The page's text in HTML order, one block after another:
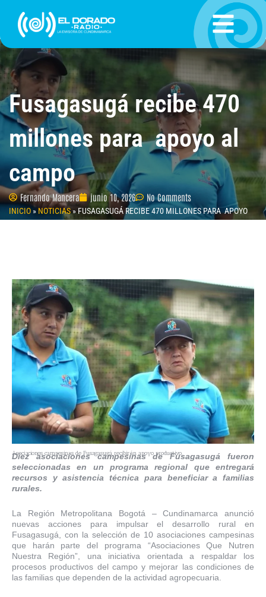
contenido
Fusagasugá recibe 470
millones para apoyo al
campo
Fernando Mancera junio 10, 2026 No Comments
INICIO»NOTICIAS» FUSAGASUGÁ RECIBE 470 MILLONES PARA APOYO
Asociaciones campesinas de Fusagasugá recibirán apoyo productivo.
Diez asociaciones campesinas de Fusagasugá fueron
seleccionadas en un programa regional que entregará
recursos y asistencia técnica para beneficiar a familias
rurales.
La Región Metropolitana Bogotá – Cundinamarca anunció
nuevas acciones para impulsar el desarrollo rural en
Fusagasugá, con la selección de 10 asociaciones campesinas
que harán parte del programa “Asociaciones Que Nutren
Nuestra Región”, una iniciativa orientada a respaldar los
procesos productivos del campo y mejorar las condiciones de
las familias que dependen de la actividad agropecuaria.